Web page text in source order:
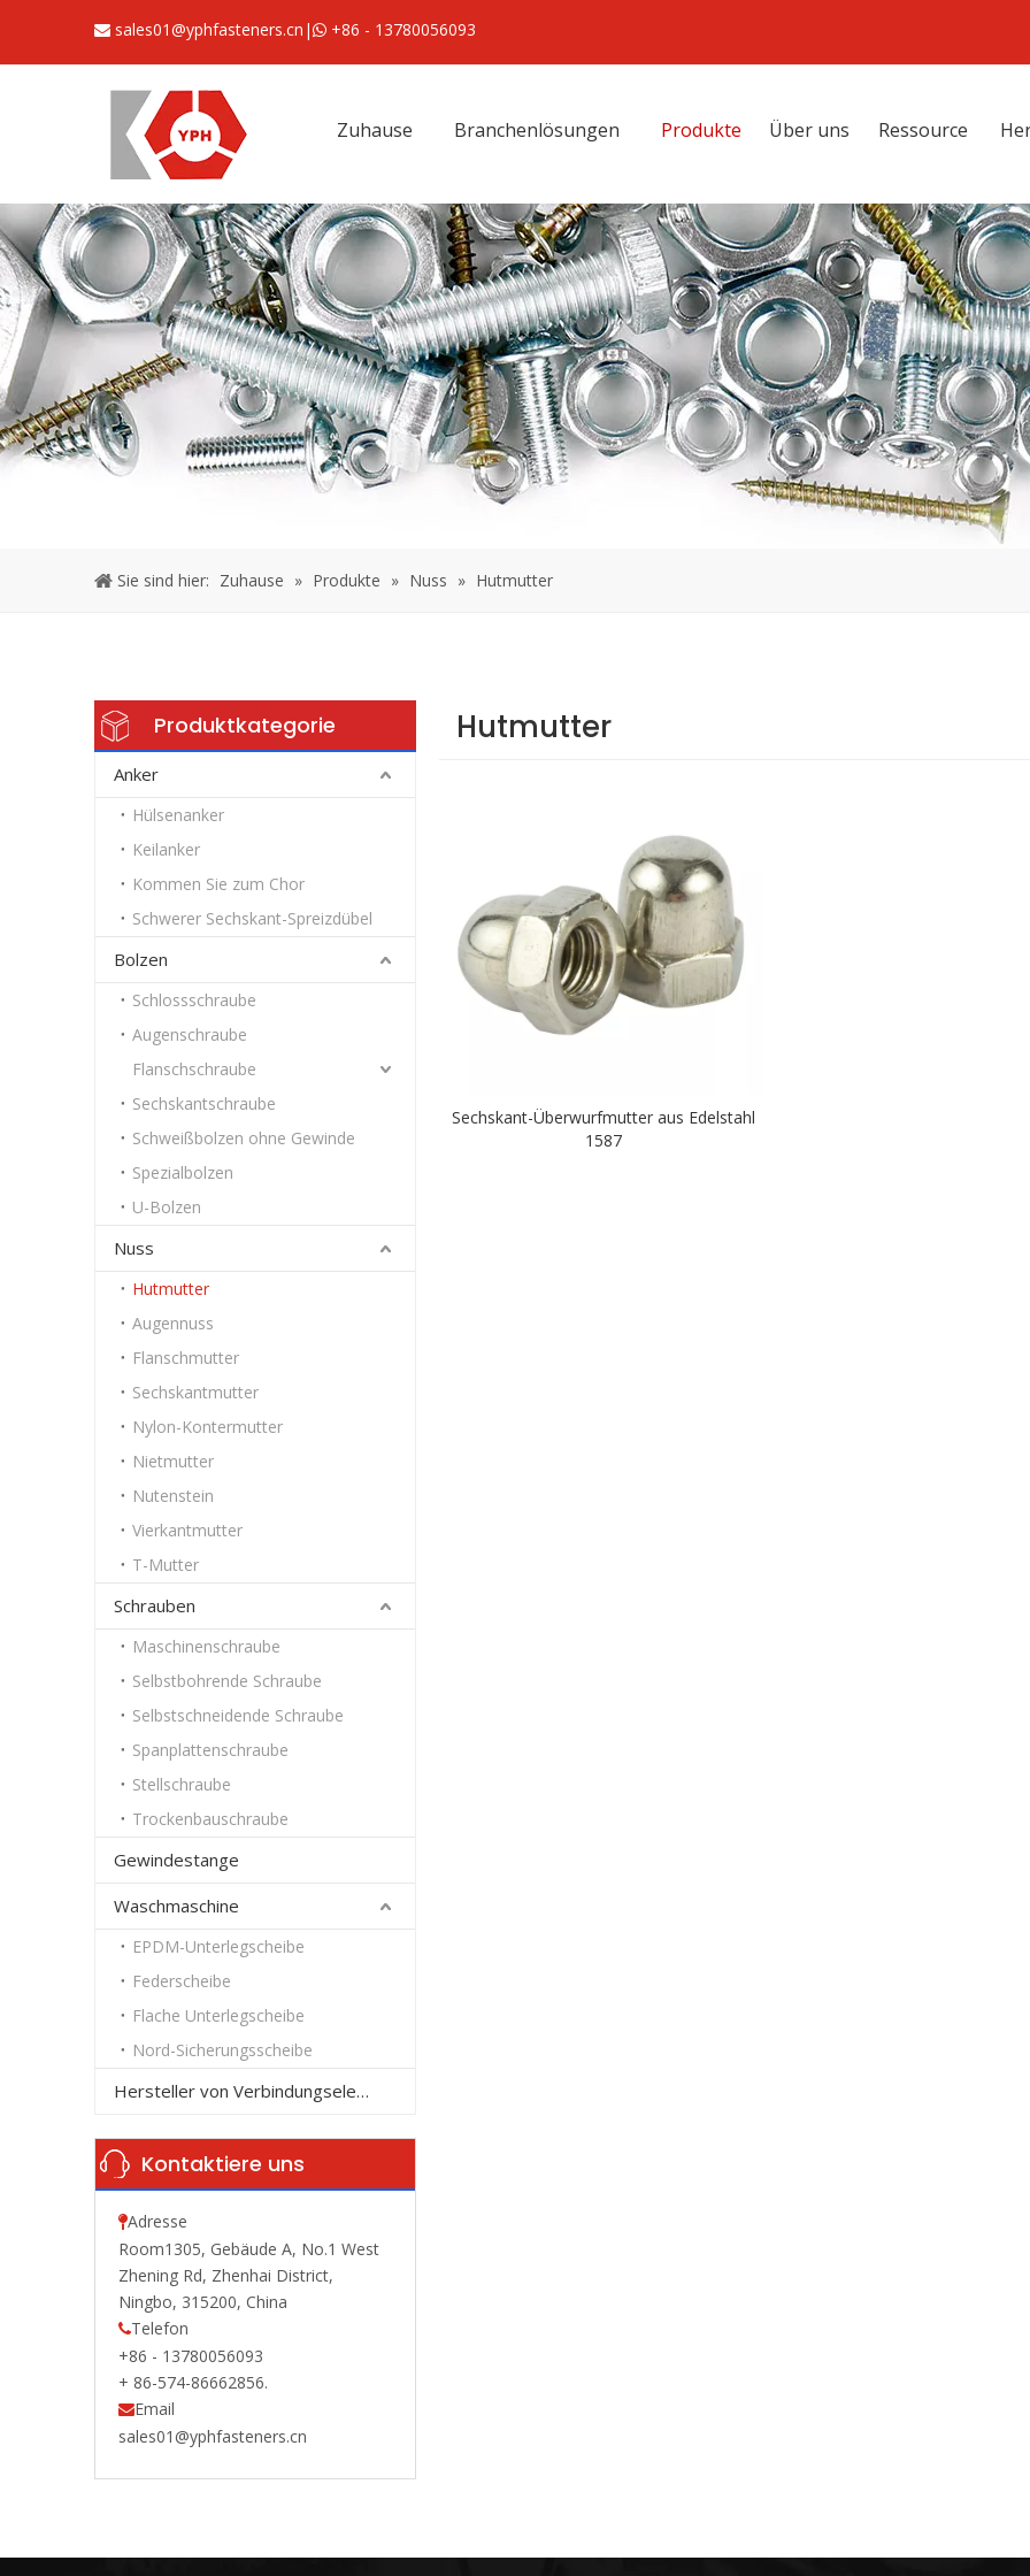
 sales01@yphfasteners.cn |  +86 - 13780056093
Zuhause Branchenlösungen Produkte Über uns Ressource
Sie sind hier: Zuhause » Produkte » Nuss » Hutmutter
Produktkategorie
Anker
Hülsenanker
Keilanker
Kommen Sie zum Chor
Schwerer Sechskant-Spreizdübel
Bolzen
Schlossschraube
Augenschraube
Flanschschraube
Sechskantschraube
Schweißbolzen ohne Gewinde
Spezialbolzen
U-Bolzen
Nuss
Hutmutter
Augennuss
Flanschmutter
Sechskantmutter
Nylon-Kontermutter
Nietmutter
Nutenstein
Vierkantmutter
T-Mutter
Schrauben
Maschinenschraube
Selbstbohrende Schraube
Selbstschneidende Schraube
Spanplattenschraube
Stellschraube
Trockenbauschraube
Gewindestange
Waschmaschine
EPDM-Unterlegscheibe
Federscheibe
Flache Unterlegscheibe
Nord-Sicherungsscheibe
Hersteller von Verbindungselementen
Kontaktiere uns
Adresse
Room1305, Gebäude A, No.1 West
Zhening Rd, Zhenhai District,
Ningbo, 315200, China
Telefon
+86 - 13780056093
+ 86-574-86662856.
Email
sales01@yphfasteners.cn
Hutmutter
Sechskant-Überwurfmutter aus Edelstahl
1587